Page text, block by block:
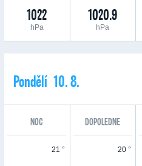
1022
hPa
1020.9
hPa
Pondělí 10. 8.
NOC DOPOLEDNE
21 ° 20 °